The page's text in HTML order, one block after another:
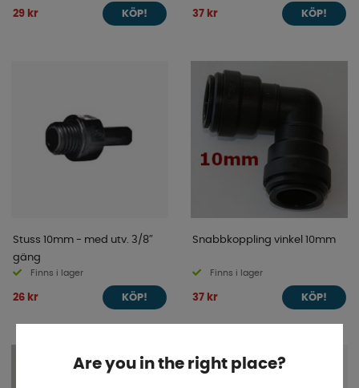
29 kr KÖP! 37 kr KÖP!
Stuss 10mm - med utv. 3/8″
gäng
Finns i lager
26 kr KÖP!
Snabbkoppling vinkel 10mm
Finns i lager
37 kr KÖP!
Are you in the right place?